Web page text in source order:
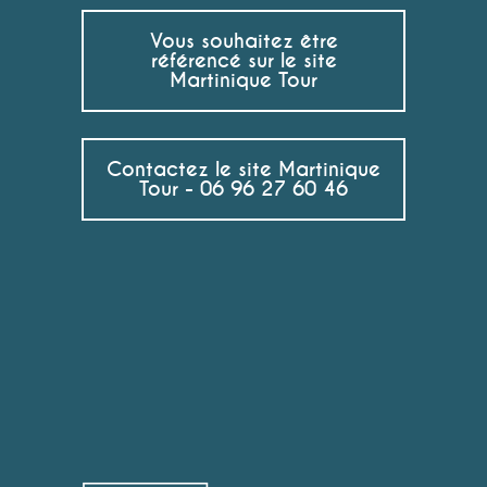
Vous souhaitez être
référencé sur le site
Martinique Tour
Contactez le site Martinique
Tour - 06 96 27 60 46